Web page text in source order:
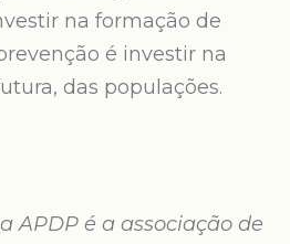
na formação de
é investir na
das populações.
APDP é a associação de